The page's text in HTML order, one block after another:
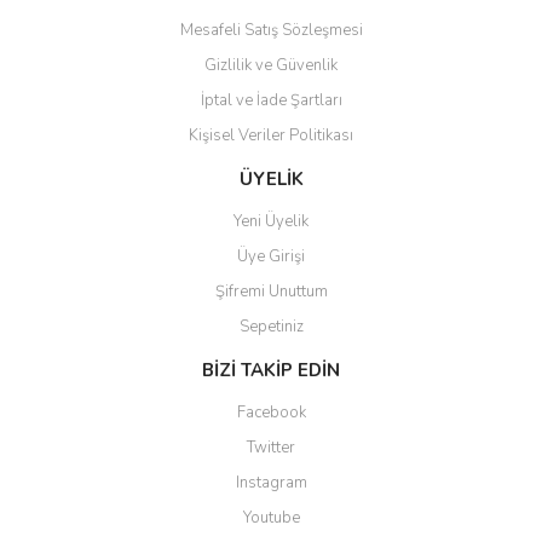
Gönder
Mesafeli Satış Sözleşmesi
Gizlilik ve Güvenlik
İptal ve İade Şartları
Kişisel Veriler Politikası
ÜYELİK
Yeni Üyelik
Üye Girişi
Şifremi Unuttum
Sepetiniz
BİZİ TAKİP EDİN
Facebook
Twitter
Instagram
Youtube